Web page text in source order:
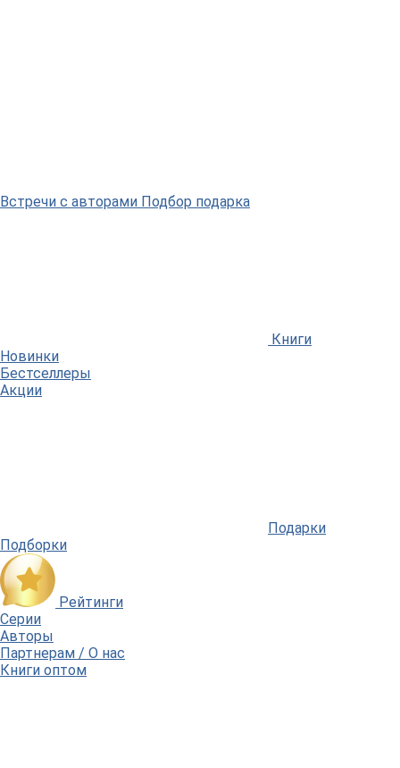
Встречи с авторами Подбор подарка
Книги
Новинки
Бестселлеры
Акции
Подарки
Подборки
Рейтинги
Серии
Авторы
Партнерам / О нас
Книги оптом